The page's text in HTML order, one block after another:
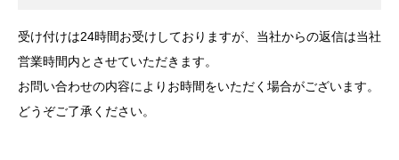
受け付けは24時間お受けしておりますが、当社からの返信は当社
営業時間内とさせていただきます。
お問い合わせの内容によりお時間をいただく場合がございます。
どうぞご了承ください。